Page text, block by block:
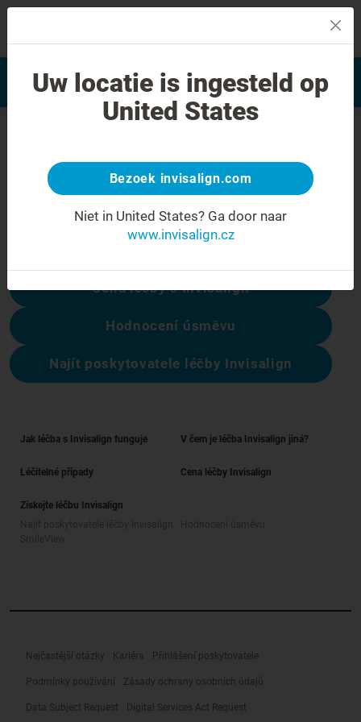
Hodnocení úsměvu
Najít poskytovatele léčby
Invisalign
Chyba 404
Přestaňte se mračit
Tato stránka není k dispozici, ale ostatní
Cena léčby s Invisalign
Hodnocení úsměvu
Najít poskytovatele léčby Invisalign
Jak léčba s Invisalign funguje V čem je léčba Invisalign jiná?
Léčitelné případy Cena léčby Invisalign
Získejte léčbu Invisalign
Nejčastější otázky Kariéra Přihlášení poskytovatele
Podmínky používání Zásady ochrany osobních údajů
Data Subject Request Digital Services Act Request
Uw locatie is ingesteld op
United States
Bezoek invisalign.com
Niet in United States? Ga door naar
www.invisalign.cz